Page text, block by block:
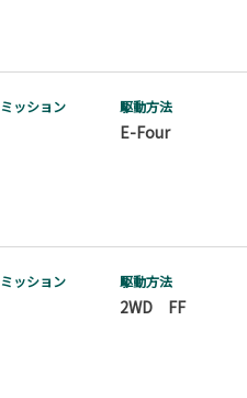
ミッション 駆動方法
E-Four
ミッション 駆動方法
2WD FF